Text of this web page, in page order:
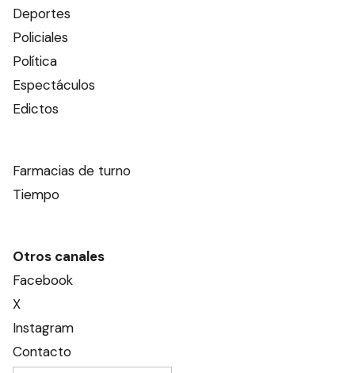
Deportes
Policiales
Política
Espectáculos
Edictos
Farmacias de turno
Tiempo
Otros canales
Facebook
X
Instagram
Contacto